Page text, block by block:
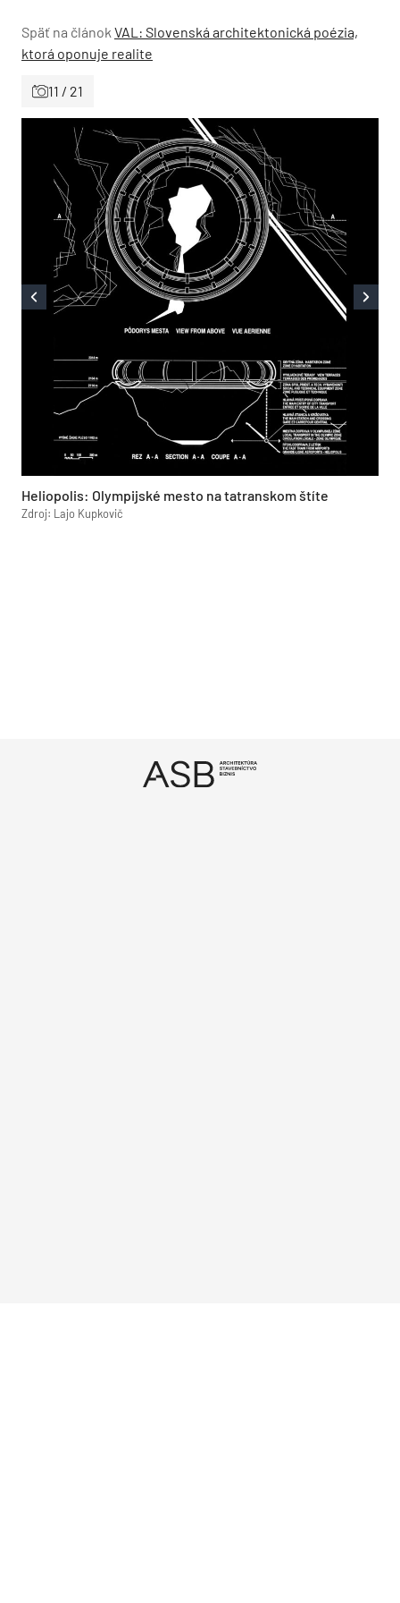
Späť na článok VAL: Slovenská architektonická poézia,
ktorá oponuje realite
11 / 21
Heliopolis: Olympijské mesto na tatranskom štíte
Zdroj: Lajo Kupkovič